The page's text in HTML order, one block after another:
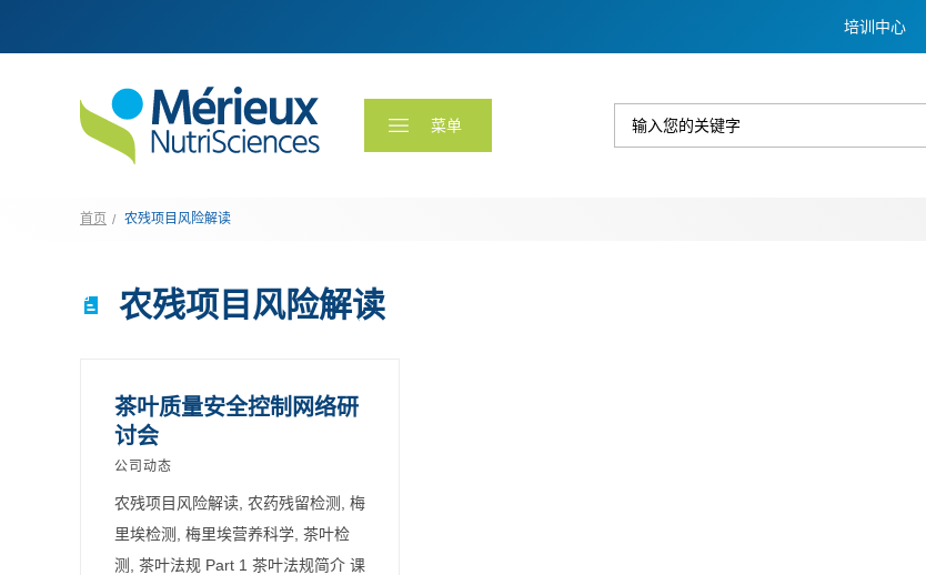
培训中心
菜单
首页 农残项目风险解读
农残项目风险解读
茶叶质量安全控制网络研
讨会
公司动态
农残项目风险解读, 农药残留检测, 梅
里埃检测, 梅里埃营养科学, 茶叶检
测, 茶叶法规 Part 1 茶叶法规简介 课